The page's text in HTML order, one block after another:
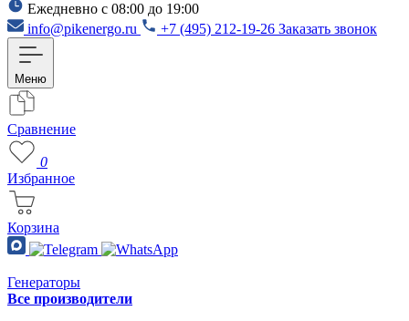
Ежедневно с 08:00 до 19:00
info@pikenergo.ru
+7 (495) 212-19-26 Заказать звонок
Меню
Сравнение
0
Избранное
Корзина
Генераторы
Все производители